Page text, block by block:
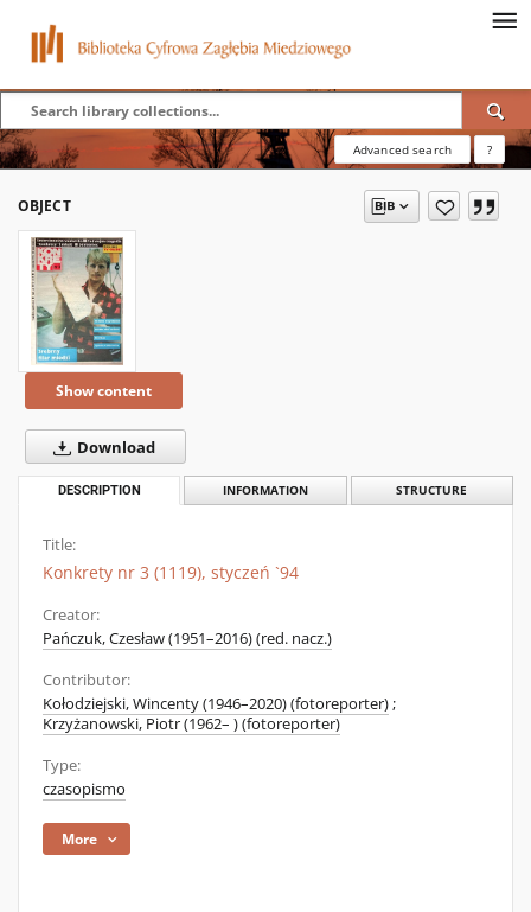
Advanced search ?
OBJECT
Show content
Download
DESCRIPTION INFORMATION STRUCTURE
Title:
Konkrety nr 3 (1119), styczeń `94
Creator:
Pańczuk, Czesław (1951–2016) (red. nacz.)
Contributor:
Kołodziejski, Wincenty (1946–2020) (fotoreporter);
Krzyżanowski, Piotr (1962– ) (fotoreporter)
Type:
czasopismo
More